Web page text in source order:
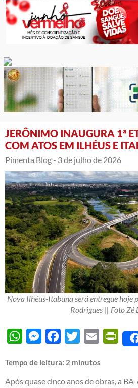
JERÔNIMO INAUGURA 1ª
COM ATOS EM ILHÉUS E
Pimenta Blog - 3 de julho de 2026
Nova Ilhéus-Itabuna será entregue hoje
Rodrigues || Foto Zé
WhatsAppMessengerFacebook
Twitter Email
Tempo de leitura: 2 minutos
Após quase cinco anos de obras, a